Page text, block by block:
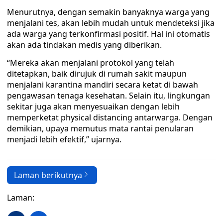
Menurutnya, dengan semakin banyaknya warga yang
menjalani tes, akan lebih mudah untuk mendeteksi jika
ada warga yang terkonfirmasi positif. Hal ini otomatis
akan ada tindakan medis yang diberikan.
“Mereka akan menjalani protokol yang telah
ditetapkan, baik dirujuk di rumah sakit maupun
menjalani karantina mandiri secara ketat di bawah
pengawasan tenaga kesehatan. Selain itu, lingkungan
sekitar juga akan menyesuaikan dengan lebih
memperketat physical distancing antarwarga. Dengan
demikian, upaya memutus mata rantai penularan
menjadi lebih efektif,” ujarnya.
Laman berikutnya
Laman: